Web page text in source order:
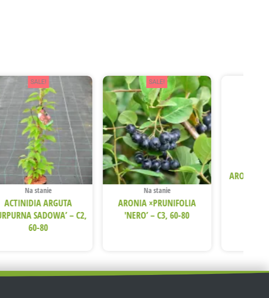
SALE!
Na stanie
ACTINIDIA ARGUTA
SADOWA’ – C2,
60-80
SALE!
Na stanie
ARONIA ×PRUNIFOLIA
'NERO’ – C3, 60-80
ARONIA